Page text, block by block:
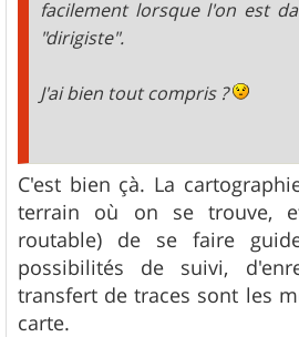
facilement lorsque l'on est
"dirigiste".
J'ai bien tout compris ?
C'est bien çà. La
terrain où on se trouve,
routable) de se faire
possibilités de suivi,
transfert de traces sont les
carte.